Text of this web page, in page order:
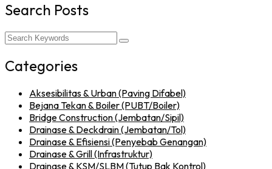
Search Posts
Categories
Aksesibilitas & Urban (Paving Difabel)
Bejana Tekan & Boiler (PUBT/Boiler)
Bridge Construction (Jembatan/Sipil)
Drainase & Deckdrain (Jembatan/Tol)
Drainase & Efisiensi (Penyebab Genangan)
Drainase & Grill (Infrastruktur)
Drainase & KSM/SLBM (Tutup Bak Kontrol)